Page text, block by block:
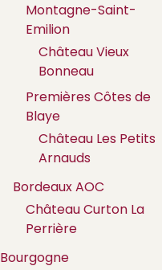
Montagne-Saint-
Emilion
Château Vieux
Bonneau
Premières Côtes de
Blaye
Château Les Petits
Arnauds
Bordeaux AOC
Château Curton La
Perrière
Bourgogne